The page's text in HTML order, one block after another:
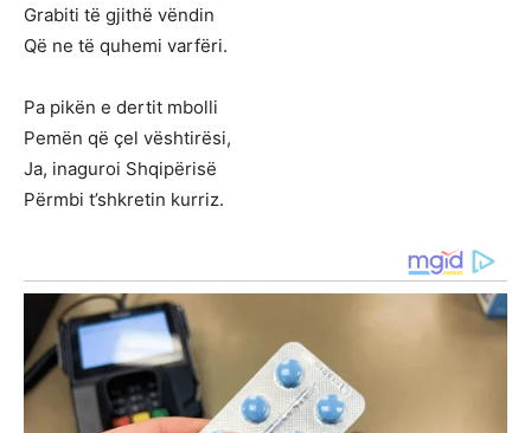
Grabiti të gjithë vëndin
Që ne të quhemi varfëri.
Pa pikën e dertit mbolli
Pemën që çel vështirësi,
Ja, inaguroi Shqipërisë
Përmbi t’shkretin kurriz.